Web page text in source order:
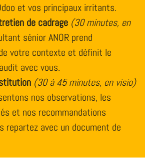
et vos principaux irritants.
de cadrage (30 minutes, en
sénior ANOR prend
votre contexte et définit le
avec vous.
(30 à 45 minutes, en visio)
nos observations, les
et nos recommandations
repartez avec un document de